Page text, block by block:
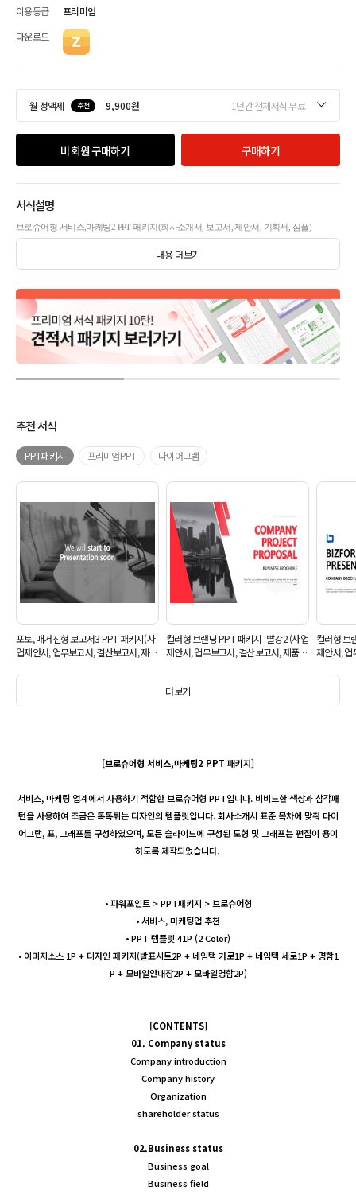
이용등급
프리미엄
다운로드
월 정액제 추천 9,900원 1년간 전체서식 무료
비회원 구매하기 구매하기
서식설명
브로슈어형 서비스,마케팅2 PPT 패키지(회사소개서, 보고서, 제안서, 기획서, 심플)
내용 더보기
추천 서식
더보기
PPT패키지 프리미엄PPT 다이어그램
포토, 매거진형 보고서3 PPT 패키지(사
업제안서, 업무보고서, 결산보고서, 제품
획서)
컬러형 브랜딩 PPT 패키지_빨강2 (사업
제안서, 업무보고서, 결산보고서, 제품제
서)
컬러형 브
제안서, 업
서)
[브로슈어형 서비스,마케팅2 PPT 패키지]
서비스, 마케팅 업계에서 사용하기 적합한 브로슈어형 PPT입니다. 비비드한 색상과 삼각패
턴을 사용하여 조금은 톡톡튀는 디자인의 템플릿입니다. 회사소개서 표준 목차에 맞춰 다이
어그램, 표, 그래프를 구성하였으며, 모든 슬라이드에 구성된 도형 및 그래프는 편집이 용이
하도록 제작되었습니다.
• ​파워포인트 > PPT패키지 > 브로슈어형
• 서비스, 마케팅업 추천
• PPT 템플릿 41P (2 Color)
• 이미지소스 1P + 디자인 패키지(발표시트2P + 네임택 가로1P + 네임택 세로1P + 명함1
P + 모바일안내장2P + 모바일명함2P)
[CONTENTS]
01. Company status
Company introduction
Company history
Organization
shareholder status
02.Business status
Business goal
Business field